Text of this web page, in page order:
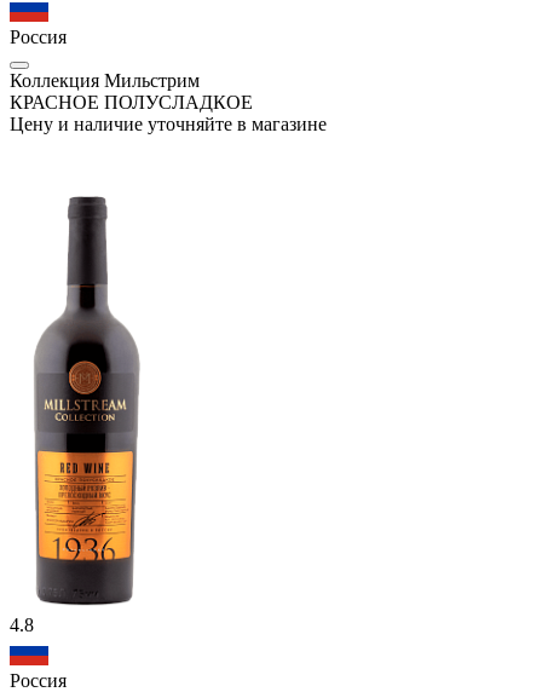
Россия
Коллекция Мильстрим
КРАСНОЕ ПОЛУСЛАДКОЕ
Цену и наличие уточняйте в магазине
4.8
Россия